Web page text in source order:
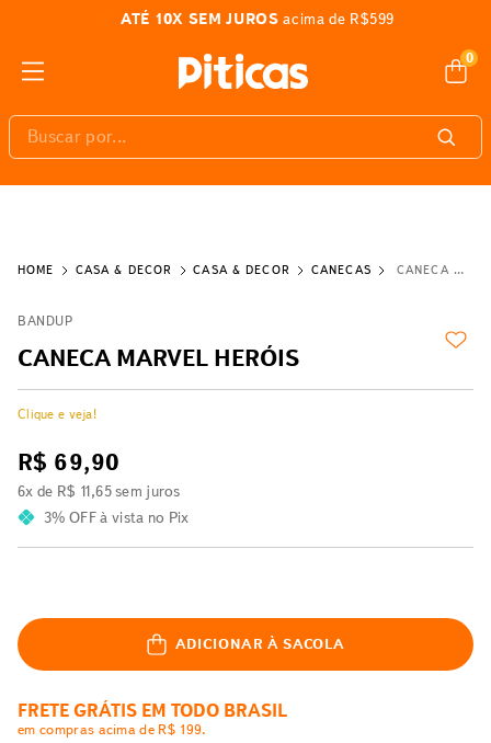
ATÉ 10X SEM JUROS acima de R$599
0
Buscar por...
CASA & DECOR CASA & DECOR CANECAS CANECA MARVEL HERÓIS
BANDUP
CANECA MARVEL HERÓIS
Clique e veja!
R$ 69,90
6x de R$ 11,65sem juros
3% OFFà vista no Pix
ADICIONAR À SACOLA
FRETE GRÁTIS EM TODO BRASIL
em compras acima de R$ 199.